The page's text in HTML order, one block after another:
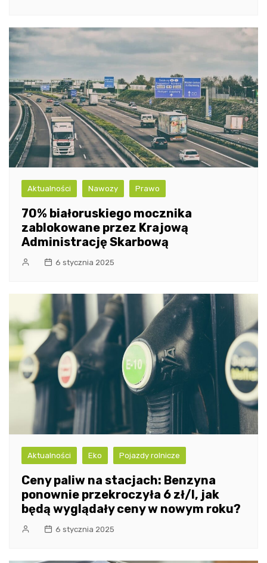
Aktualności Nawozy Prawo
70% białoruskiego mocznika
zablokowane przez Krajową
Administrację Skarbową
6 stycznia 2025
Aktualności Eko Pojazdy rolnicze
Ceny paliw na stacjach: Benzyna
ponownie przekroczyła 6 zł/l, jak
będą wyglądały ceny w nowym roku?
6 stycznia 2025